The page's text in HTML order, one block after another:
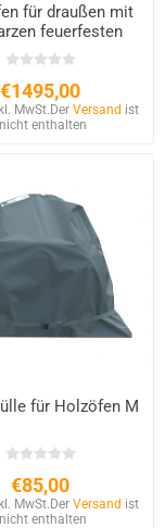
für draußen mit
feuerfesten
Steinen
€1495,00
MwSt.Der Versand ist
nicht enthalten
für Holzöfen M
€85,00
MwSt. Der Versand ist
nicht enthalten